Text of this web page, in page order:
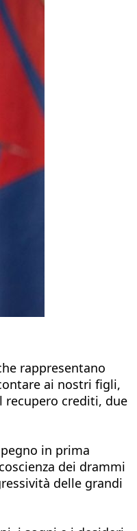
rappresentano
ai nostri figli,
recupero crediti, due
in prima
dei drammi
delle grandi